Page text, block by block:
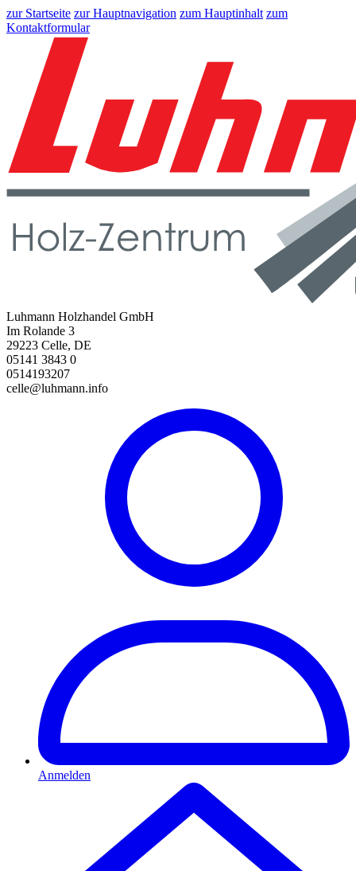
zur Startseite zur Hauptnavigation zum Hauptinhalt zum
Kontaktformular
Luhmann Holzhandel GmbH
Im Rolande 3
29223 Celle, DE
05141 3843 0
0514193207
celle@luhmann.info
Anmelden